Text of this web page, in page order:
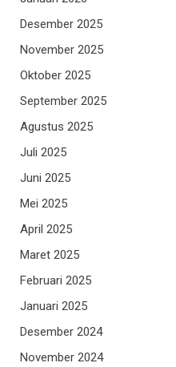
Desember 2025
November 2025
Oktober 2025
September 2025
Agustus 2025
Juli 2025
Juni 2025
Mei 2025
April 2025
Maret 2025
Februari 2025
Januari 2025
Desember 2024
November 2024